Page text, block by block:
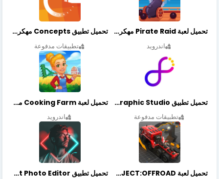
تحميل لعبة Pirate Raid مهكرة أخر إصدار
اندرويد
تحميل تطبيق Concepts مهكر أخر إصدار
تطبيقات مدفوعة
تحميل تطبيق Graphic Studio مهكر أخر إصدار
تطبيقات مدفوعة
تحميل لعبة Cooking Farm مهكرة أخر إصدار
اندرويد
تحميل لعبة PROJECT:OFFROAD مهكرة أخر إصدار تحميل تطبيق NeonArt Photo Editor مهكر أخر إصدار